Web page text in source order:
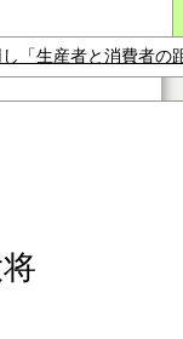
「生産者と消費者の